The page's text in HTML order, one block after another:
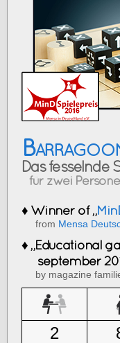
Das fesselnde
für zwei
♦ Winner of „
from Mensa
♦ „Educational
september
by magazine
2